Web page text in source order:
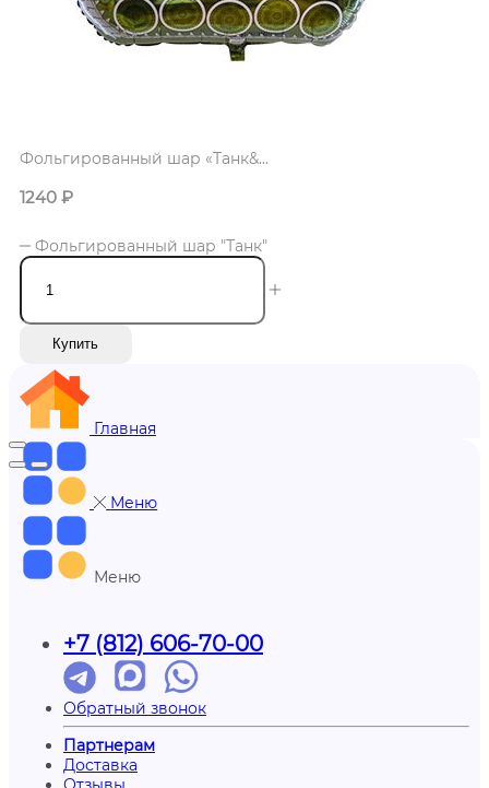
Фольгированный шар «Танк&...
1240 ₽
Фольгированный шар "Танк"
Купить
Главная
Меню
Меню
+7 (812) 606-70-00
Обратный звонок
Партнерам
Доставка